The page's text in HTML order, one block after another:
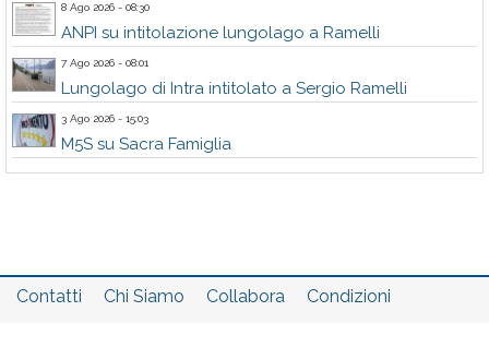
8 Ago 2026 - 08:30
ANPI su intitolazione lungolago a Ramelli
7 Ago 2026 - 08:01
Lungolago di Intra intitolato a Sergio Ramelli
3 Ago 2026 - 15:03
M5S su Sacra Famiglia
Contatti Chi Siamo Collabora
Condizioni